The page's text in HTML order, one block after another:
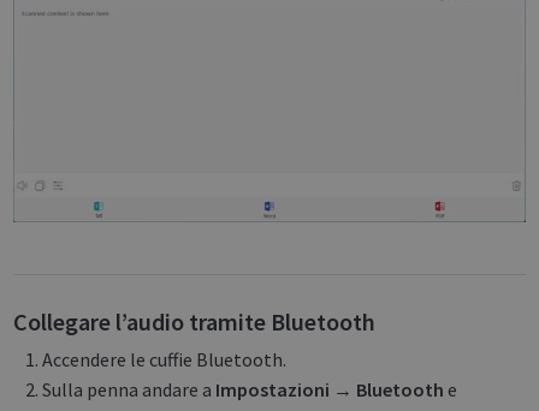
Collegare l’audio tramite Bluetooth
Accendere le cuffie Bluetooth.
Sulla penna andare a Impostazioni → Bluetooth e